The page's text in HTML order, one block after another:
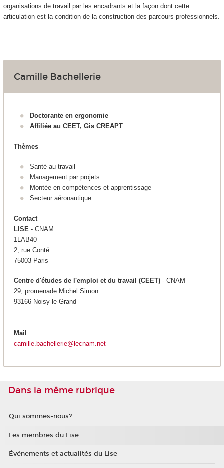
organisations de travail par les encadrants et la façon dont cette
articulation est la condition de la construction des parcours professionnels.
Camille Bachellerie
Doctorante en ergonomie
Affiliée au CEET, Gis CREAPT
Thèmes
Santé au travail
Management par projets
Montée en compétences et apprentissage
Secteur aéronautique
Contact
LISE - CNAM
1LAB40
2, rue Conté
75003 Paris
Centre d'études de l'emploi et du travail (CEET)- CNAM
29, promenade Michel Simon
93166 Noisy-le-Grand
Mail
camille.bachellerie@lecnam.net
Dans la même rubrique
Qui sommes-nous?
Les membres du Lise
Événements et actualités du Lise